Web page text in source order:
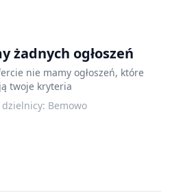
żadnych ogłoszeń
nie mamy ogłoszeń, które
twoje kryteria
dzielnicy: Bemowo